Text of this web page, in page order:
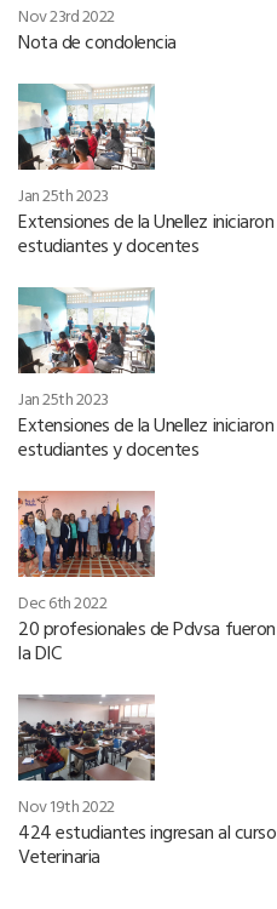
Nov 23rd 2022
Nota de condolencia
Jan 25th 2023
Extensiones de la Unellez
estudiantes y docentes
Jan 25th 2023
Extensiones de la Unellez
estudiantes y docentes
Dec 6th 2022
20 profesionales de Pdvsa
la DIC
Nov 19th 2022
424 estudiantes ingresan al
Veterinaria